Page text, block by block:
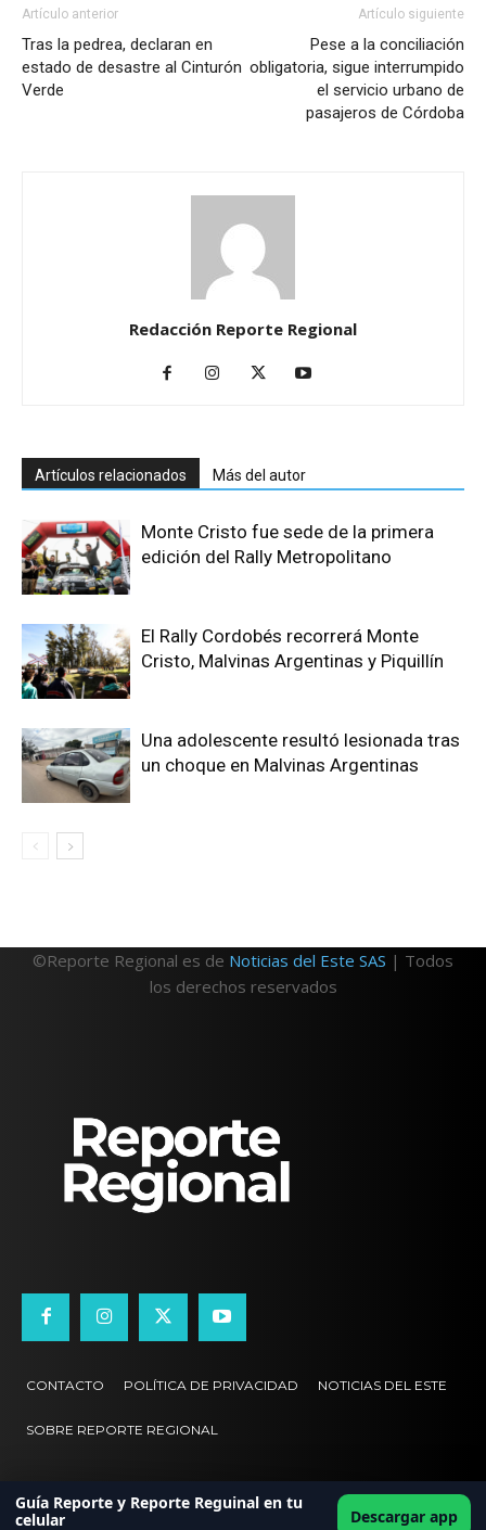
Artículo anterior
Tras la pedrea, declaran en
estado de desastre al Cinturón
Verde
Artículo siguiente
Pese a la conciliación
obligatoria, sigue interrumpido
el servicio urbano de
pasajeros de Córdoba
Redacción Reporte Regional
Artículos relacionados Más del autor
Monte Cristo fue sede de la primera
edición del Rally Metropolitano
El Rally Cordobés recorrerá Monte
Cristo, Malvinas Argentinas y Piquillín
Una adolescente resultó lesionada tras
un choque en Malvinas Argentinas
©Reporte Regional es de Noticias del Este SAS | Todos
los derechos reservados
CONTACTO POLÍTICA DE PRIVACIDAD NOTICIAS DEL ESTE
SOBRE REPORTE REGIONAL
Guía Reporte y Reporte Reguinal en tu
celular
Descargar app